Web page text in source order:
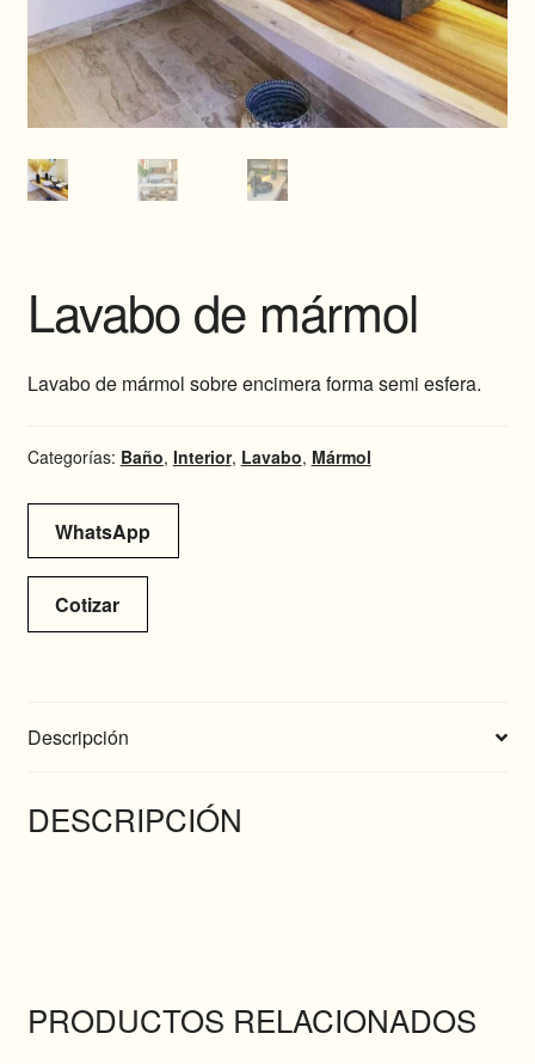
Lavabo de mármol
Lavabo de mármol sobre encimera forma semi esfera.
Categorías: Baño, Interior, Lavabo, Mármol
WhatsApp
Cotizar
Descripción
DESCRIPCIÓN
PRODUCTOS RELACIONADOS